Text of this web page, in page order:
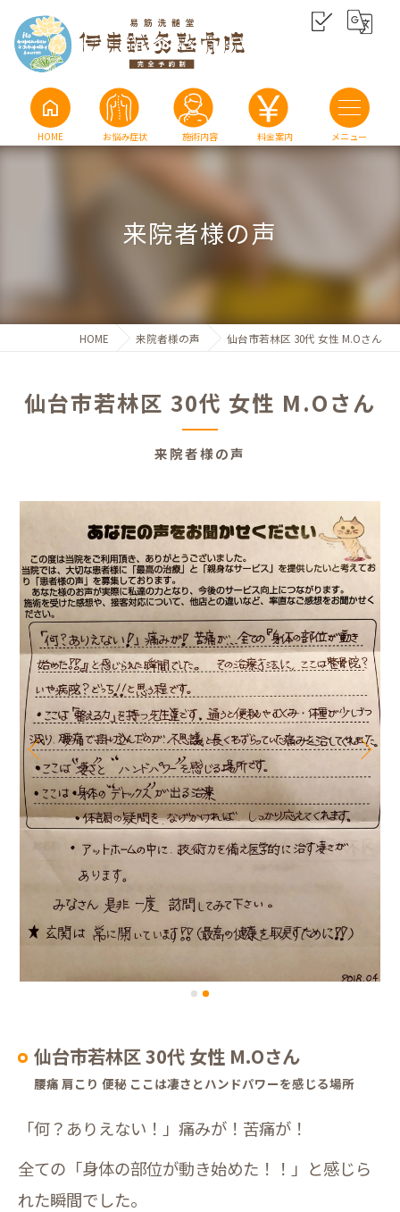
home
HOME お悩み症状 施術内容 料金案内
来院者様の声
HOME 来院者様の声 仙台市若林区 30代 女性 M.Oさん
来院者様の声
仙台市若林区 30代 女性 M.Oさん
仙台市若林区 30代 女性 M.Oさん
腰痛 肩こり 便秘 ここは凄さとハンドパワーを感じる場所
「何？ありえない！」痛みが！苦痛が！
全ての「身体の部位が動き始めた！！」と感じら
れた瞬間でした。